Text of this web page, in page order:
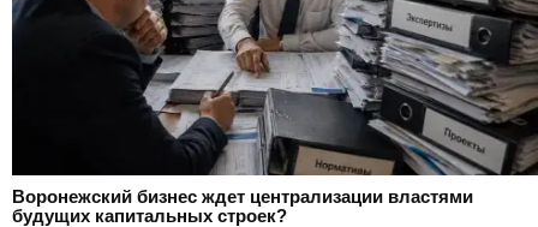
Воронежский бизнес ждет централизации властями
будущих капитальных строек?